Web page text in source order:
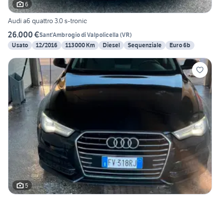
6
Audi a6 quattro 3.0 s-tronic
26.000 €Sant'Ambrogio di Valpolicella (VR)
Usato
12/2016 113000 Km Diesel Sequenziale Euro 6b
5